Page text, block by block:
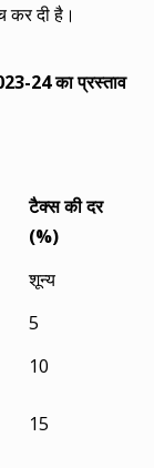
कर दी है।
24 का प्रस्ताव
टैक्स की दर
(%)
शून्य
5
10
15